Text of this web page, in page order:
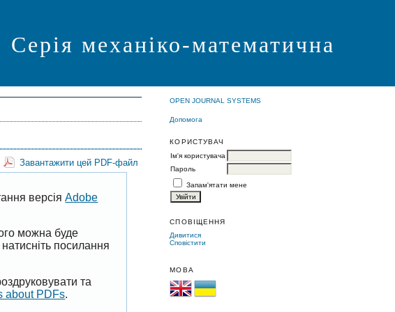
Серія механіко-математична
OPEN JOURNAL SYSTEMS
Допомога
КОРИСТУВАЧ
Ім'я користувача
Пароль
Запам'ятати мене
СПОВІЩЕННЯ
Дивитися
Сповістити
МОВА
Завантажити цей PDF-файл
версіяAdobe
можна буде
посилання
та
about PDFs.